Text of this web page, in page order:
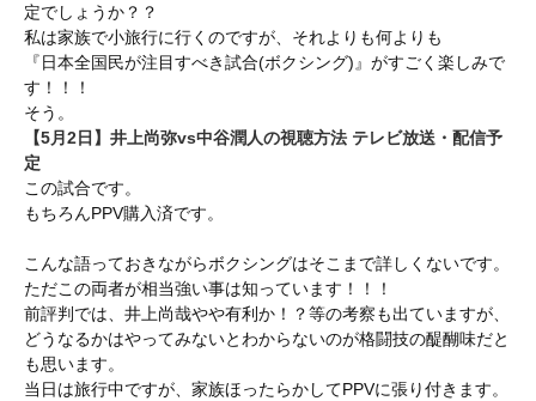
定でしょうか？？
私は家族で小旅行に行くのですが、それよりも何よりも
『日本全国民が注目すべき試合(ボクシング)』がすごく楽しみで
す！！！
そう。
【5月2日】井上尚弥vs中谷潤人の視聴方法 テレビ放送・配信予
定
この試合です。
もちろんPPV購入済です。
こんな語っておきながらボクシングはそこまで詳しくないです。
ただこの両者が相当強い事は知っています！！！
前評判では、井上尚哉やや有利か！？等の考察も出ていますが、
どうなるかはやってみないとわからないのが格闘技の醍醐味だと
も思います。
当日は旅行中ですが、家族ほったらかしてPPVに張り付きます。